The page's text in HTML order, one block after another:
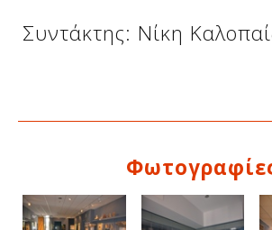
Δείτε μας:
Συντάκτης: Νίκη